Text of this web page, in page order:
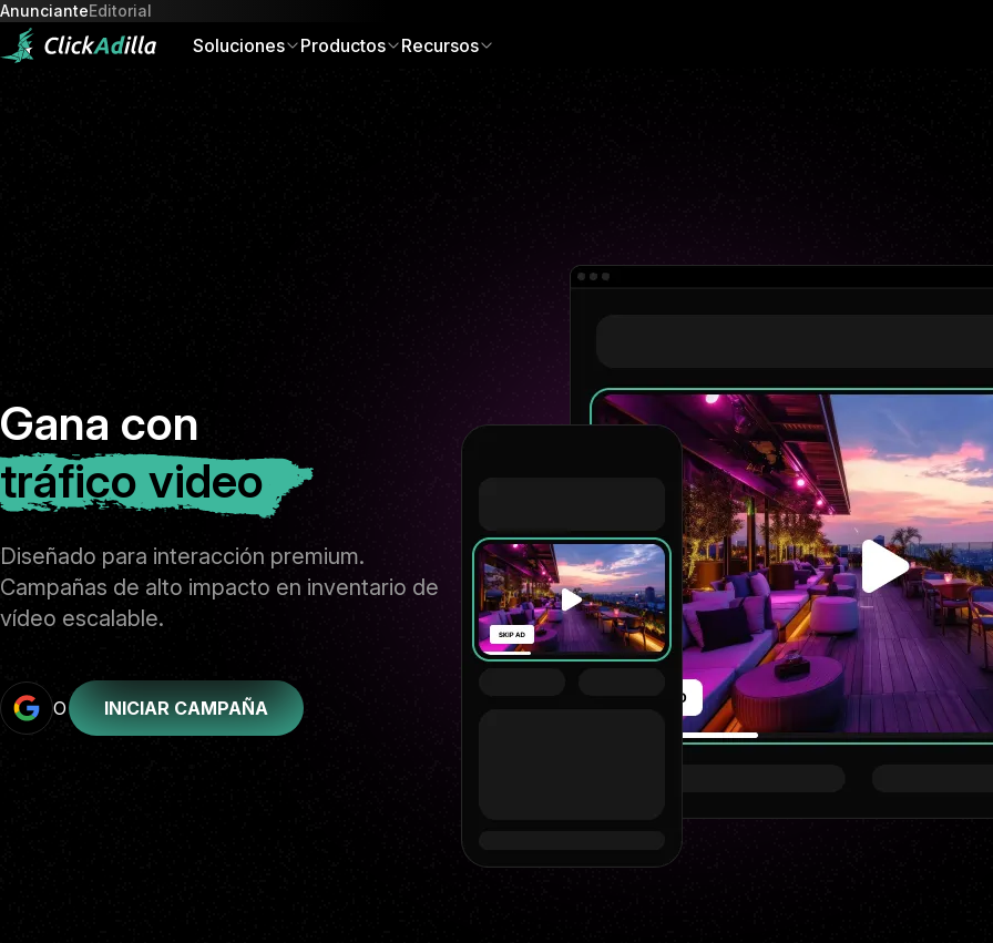
AnuncianteEditorial
Soluciones Productos Recursos
Gana con
tráfico video
Diseñado para interacción premium.
Campañas de alto impacto en inventario de
vídeo escalable.
O INICIAR CAMPAÑA